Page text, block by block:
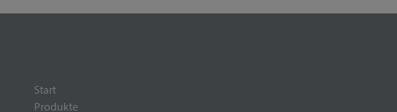
Start
Produkte